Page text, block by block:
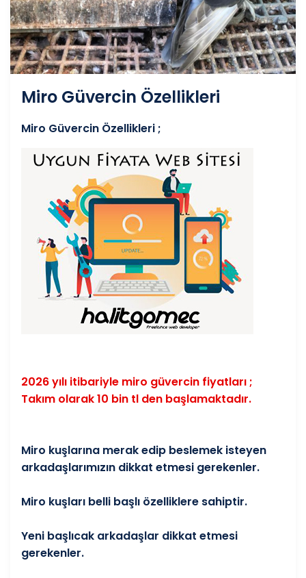
Miro Güvercin Özellikleri
Miro Güvercin Özellikleri ;
2026 yılı itibariyle miro güvercin fiyatları ;
Takım olarak 10 bin tl den başlamaktadır.
Miro kuşlarına merak edip beslemek isteyen
arkadaşlarımızın dikkat etmesi gerekenler.
Miro kuşları belli başlı özelliklere sahiptir.
Yeni başlıcak arkadaşlar dikkat etmesi
gerekenler.